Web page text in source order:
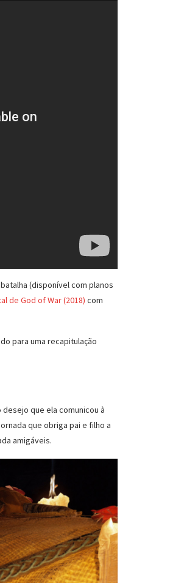
(disponível com planos
de God of War (2018) com
para uma recapitulação
que ela comunicou à
que obriga pai e filho a
amigáveis.